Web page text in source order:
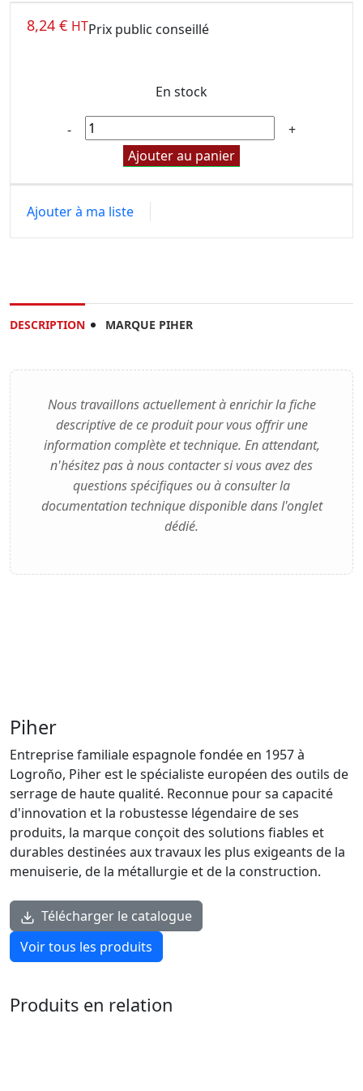
8,24 € HTPrix public conseillé
En stock
Ajouter au panier
Ajouter à ma liste
DESCRIPTION MARQUE PIHER
Nous travaillons actuellement à enrichir la fiche
descriptive de ce produit pour vous offrir une
information complète et technique. En attendant,
n'hésitez pas à nous contacter si vous avez des
questions spécifiques ou à consulter la
documentation technique disponible dans l'onglet
dédié.
Piher
Entreprise familiale espagnole fondée en 1957 à
Logroño, Piher est le spécialiste européen des outils de
serrage de haute qualité. Reconnue pour sa capacité
d'innovation et la robustesse légendaire de ses
produits, la marque conçoit des solutions fiables et
durables destinées aux travaux les plus exigeants de la
menuiserie, de la métallurgie et de la construction.
Télécharger le catalogue
Voir tous les produits
Produits en relation